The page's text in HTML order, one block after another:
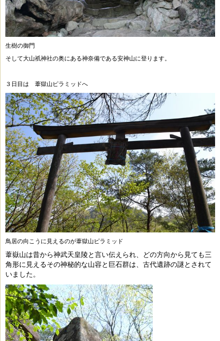
生樹の御門
そして大山祇神社の奥にある神奈備である安神山に登ります。
３日目は 葦獄山ピラミッドへ
鳥居の向こうに見えるのが葦獄山ピラミッド
葦嶽山は昔から神武天皇陵と言い伝えられ、どの方向から見ても三
角形に見えるその神秘的な山容と巨石群は、古代遺跡の謎とされて
いました。